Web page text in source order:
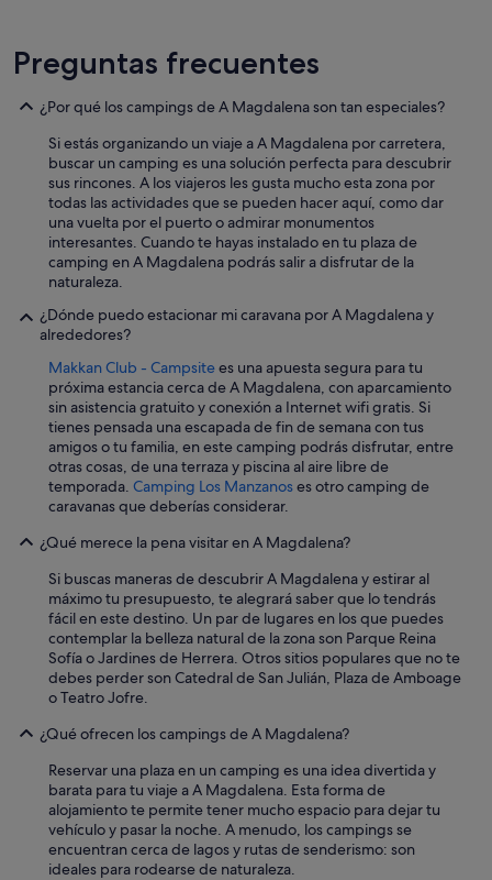
Preguntas frecuentes
¿Por qué los campings de A Magdalena son tan especiales?
Si estás organizando un viaje a A Magdalena por carretera,
buscar un camping es una solución perfecta para descubrir
sus rincones. A los viajeros les gusta mucho esta zona por
todas las actividades que se pueden hacer aquí, como dar
una vuelta por el puerto o admirar monumentos
interesantes. Cuando te hayas instalado en tu plaza de
camping en A Magdalena podrás salir a disfrutar de la
naturaleza.
¿Dónde puedo estacionar mi caravana por A Magdalena y
alrededores?
Makkan Club - Campsitees una apuesta segura para tu
próxima estancia cerca de A Magdalena, con aparcamiento
sin asistencia gratuito y conexión a Internet wifi gratis. Si
tienes pensada una escapada de fin de semana con tus
amigos o tu familia, en este camping podrás disfrutar, entre
otras cosas, de una terraza y piscina al aire libre de
temporada. Camping Los Manzanoses otro camping de
caravanas que deberías considerar.
¿Qué merece la pena visitar en A Magdalena?
Si buscas maneras de descubrir A Magdalena y estirar al
máximo tu presupuesto, te alegrará saber que lo tendrás
fácil en este destino. Un par de lugares en los que puedes
contemplar la belleza natural de la zona son Parque Reina
Sofía o Jardines de Herrera. Otros sitios populares que no te
debes perder son Catedral de San Julián, Plaza de Amboage
o Teatro Jofre.
¿Qué ofrecen los campings de A Magdalena?
Reservar una plaza en un camping es una idea divertida y
barata para tu viaje a A Magdalena. Esta forma de
alojamiento te permite tener mucho espacio para dejar tu
vehículo y pasar la noche. A menudo, los campings se
encuentran cerca de lagos y rutas de senderismo: son
ideales para rodearse de naturaleza.